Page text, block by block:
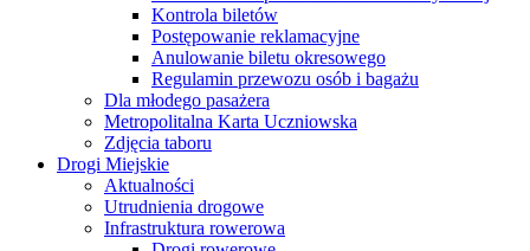
Kontrola biletów
Postępowanie reklamacyjne
Anulowanie biletu okresowego
Regulamin przewozu osób i bagażu
Dla młodego pasażera
Metropolitalna Karta Uczniowska
Zdjęcia taboru
Drogi Miejskie
Aktualności
Utrudnienia drogowe
Infrastruktura rowerowa